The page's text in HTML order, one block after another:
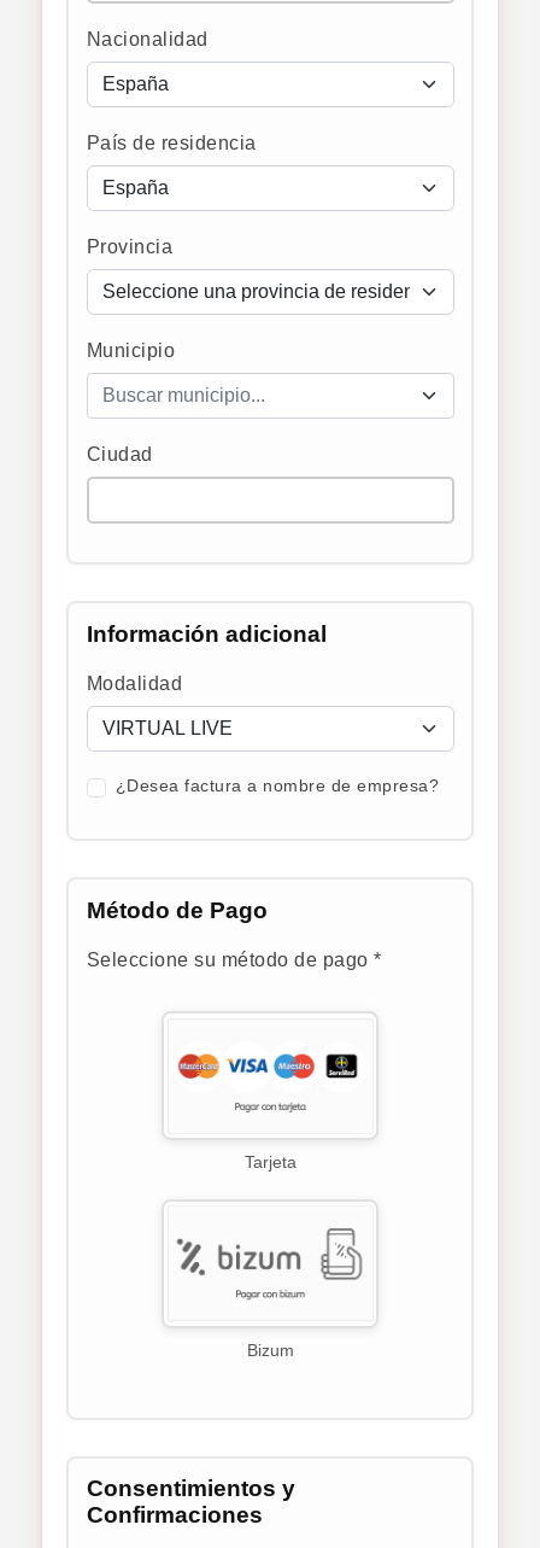
Nacionalidad
País de residencia
Provincia
Municipio
Buscar municipio...
Ciudad
Información adicional
Modalidad
¿Desea factura a nombre de empresa?
Método de Pago
Seleccione su método de pago *
Tarjeta
Bizum
Consentimientos y
Confirmaciones